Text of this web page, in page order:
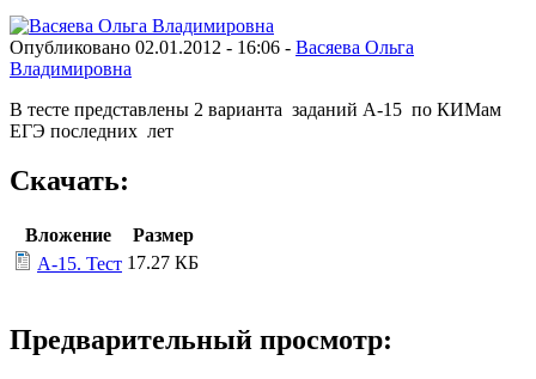
Опубликовано 02.01.2012 - 16:06 - Васяева Ольга
Владимировна
В тесте представлены 2 варианта заданий А-15 по КИМам
ЕГЭ последних лет
Скачать:
Вложение
Размер
А-15. Тест 17.27 КБ
Предварительный просмотр: